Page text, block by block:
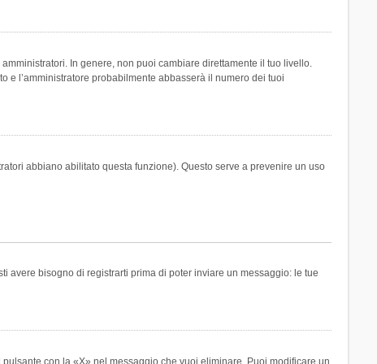
In genere, non puoi cambiare direttamente il tuo livello.
e l’amministratore probabilmente abbasserà il numero dei tuoi
abbiano abilitato questa funzione). Questo serve a prevenire un uso
avere bisogno di registrarti prima di poter inviare un messaggio: le tue
con la «X» nel messaggio che vuoi eliminare. Puoi modificare un